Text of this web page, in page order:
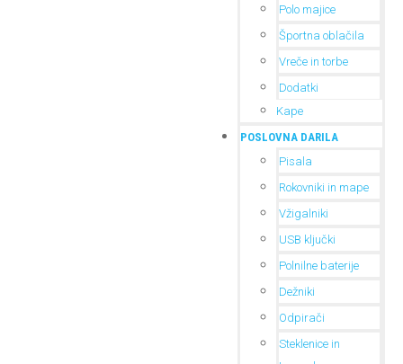
Polo majice
Športna oblačila
Vreče in torbe
Dodatki
Kape
POSLOVNA DARILA
Pisala
Rokovniki in mape
Vžigalniki
USB ključki
Polnilne baterije
Dežniki
Odpirači
Steklenice in